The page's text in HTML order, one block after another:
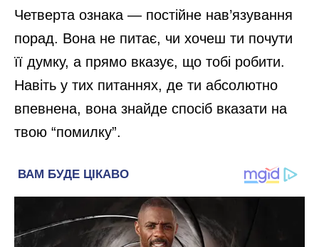
Четверта ознака — постійне нав’язування
порад. Вона не питає, чи хочеш ти почути
її думку, а прямо вказує, що тобі робити.
Навіть у тих питаннях, де ти абсолютно
впевнена, вона знайде спосіб вказати на
твою “помилку”.